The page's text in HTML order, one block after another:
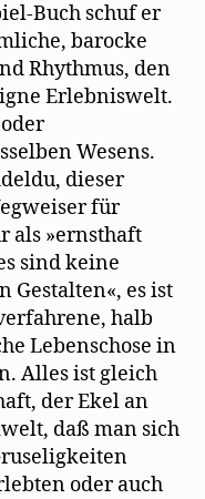
Buch schuf er
barocke
Rhythmus, den
Erlebniswelt.
Wesens.
dieser
für
als »ernsthaft
sind keine
Gestalten«, es ist
halb
Lebenschose in
Alles ist gleich
der Ekel an
daß man sich
oder auch